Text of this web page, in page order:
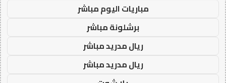
مباريات اليوم مباشر
برشلونة مباشر
ريال مدريد مباشر
ريال مدريد مباشر